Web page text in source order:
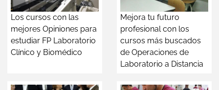
Los cursos con las
mejores Opiniones para
estudiar FP Laboratorio
Clínico y Biomédico
Mejora tu futuro
profesional con los
cursos más buscados
de Operaciones de
Laboratorio a Distancia